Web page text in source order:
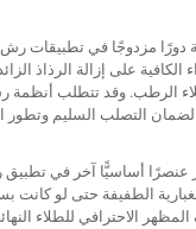
دورًا مزدوجًا في تطبيقات رش
على إزالة الرذاذ
الرطب. وقد تتطلب أنظمة
التصلب السليم وتطور
عنصرًا أساسيًّا آخر في
الغبارية الطفيفة حتى لو
الاحترافي للطلاء